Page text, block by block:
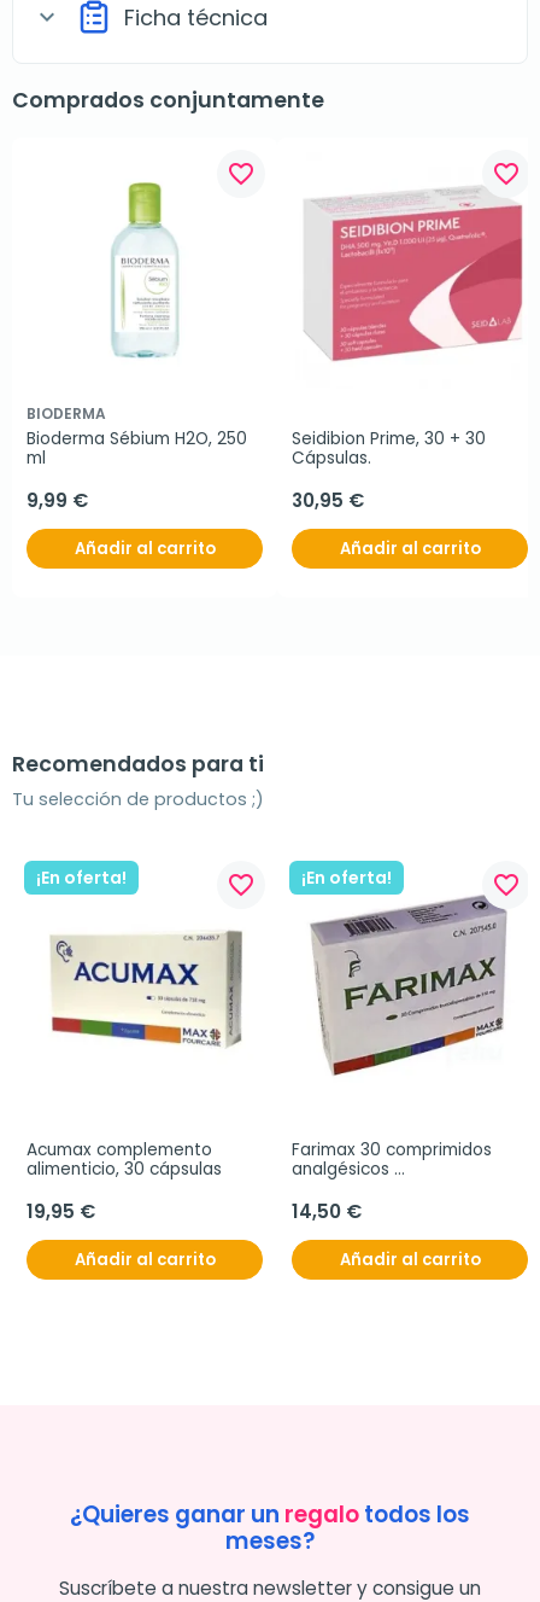
expand_more Ficha técnica
Comprados conjuntamente
favorite_border
BIODERMA
Bioderma Sébium H2O, 250
ml
9,99 €
Añadir al carrito
favorite_border
Seidibion Prime, 30 + 30
Cápsulas.
30,95 €
Añadir al carrito
Recomendados para ti
Tu selección de productos ;)
¡En oferta! favorite_border
Acumax complemento
alimenticio, 30 cápsulas
19,95 €
Añadir al carrito
¡En oferta! favorite_border
Farimax 30 comprimidos
analgésicos
14,50 €
Añadir al carrito
¿Quieres ganar un regalotodos los
meses?
Suscríbete a nuestra newsletter y consigue un